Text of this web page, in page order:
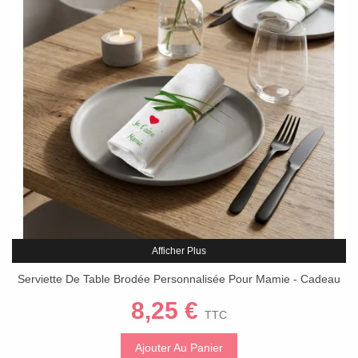
Afficher Plus
Serviette De Table Brodée Personnalisée Pour Mamie - Cadeau
8,25 € TTC
Ajouter Au Panier